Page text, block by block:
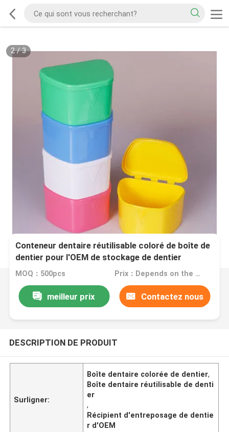
2/3
Conteneur dentaire réutilisable coloré de boîte de
dentier pour l'OEM de stockage de dentier
MOQ：500pcs Prix：Depends on the order quantity
meilleur prix Contactez nous
DESCRIPTION DE PRODUIT
Surligner:
Boîte dentaire colorée de dentier,
Boîte dentaire réutilisable de denti
er
,
Récipient d'entreposage de dentie
r d'OEM